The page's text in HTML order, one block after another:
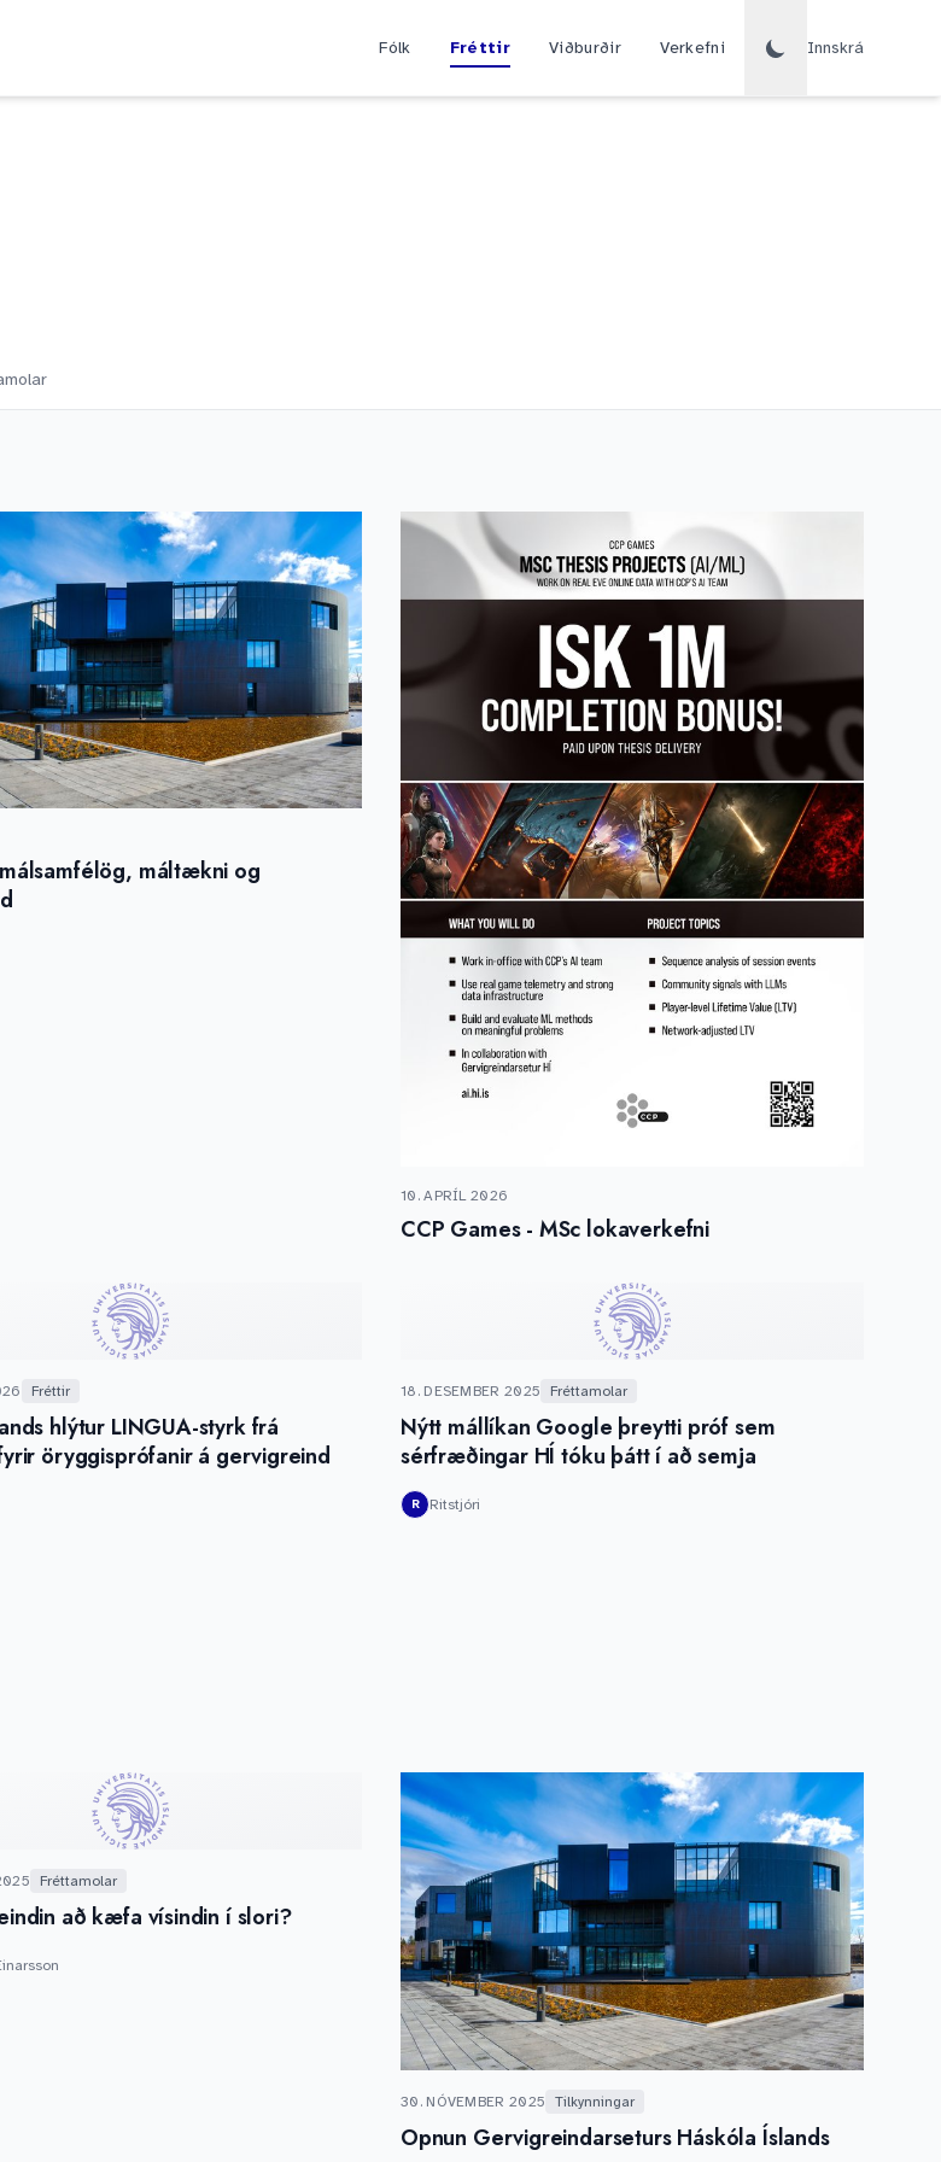
Fólk Fréttir Viðburðir Verkefni Innskrá
máltækni og
10. APRÍL 2026
CCP Games - MSc lokaverkefni
Fréttir
hlýtur LINGUA-styrk frá
öryggisprófanir á gervigreind
18. DESEMBER 2025 Fréttamolar
Nýtt mállíkan Google þreytti próf sem
sérfræðingar HÍ tóku þátt í að semja
R Ritstjóri
Fréttamolar
að kæfa vísindin í slori?
30. NÓVEMBER 2025 Tilkynningar
Opnun Gervigreindarseturs Háskóla Íslands